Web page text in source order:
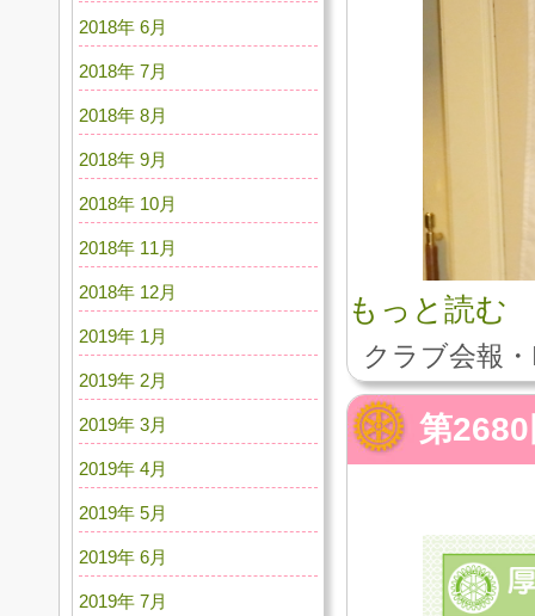
もっと読む
クラブ会報
第
2018年 6月
2018年 7月
2018年 8月
2018年 9月
2018年 10月
2018年 11月
2018年 12月
2019年 1月
2019年 2月
2019年 3月
2019年 4月
2019年 5月
2019年 6月
2019年 7月